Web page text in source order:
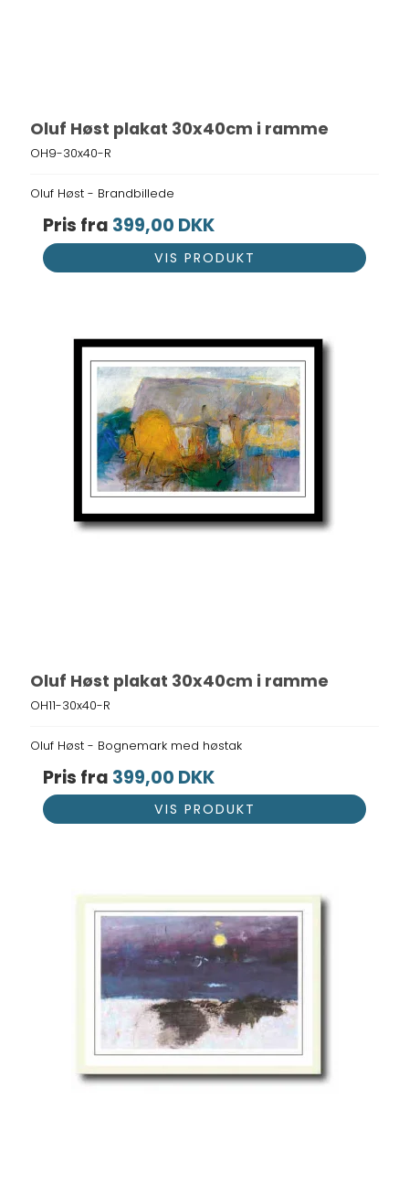
Oluf Høst plakat 30x40cm i ramme
OH9-30x40-R
Oluf Høst - Brandbillede
Pris fra 399,00 DKK
VIS PRODUKT
Oluf Høst plakat 30x40cm i ramme
OH11-30x40-R
Oluf Høst - Bognemark med høstak
Pris fra 399,00 DKK
VIS PRODUKT